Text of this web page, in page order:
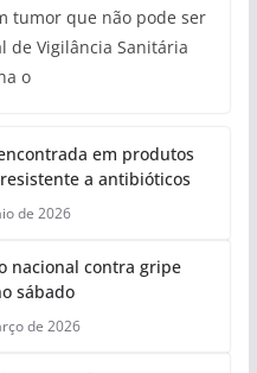
tumor que não pode ser
de Vigilância Sanitária
o
em produtos
a antibióticos
de 2026
nacional contra gripe
sábado
de 2026